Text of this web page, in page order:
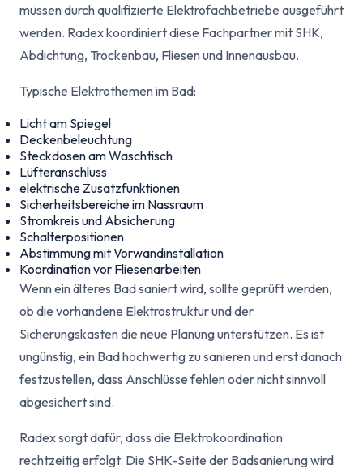
müssen durch qualifizierte Elektrofachbetriebe ausgeführt
werden. Radex koordiniert diese Fachpartner mit SHK,
Abdichtung, Trockenbau, Fliesen und Innenausbau.
Typische Elektrothemen im Bad:
Licht am Spiegel
Deckenbeleuchtung
Steckdosen am Waschtisch
Lüfteranschluss
elektrische Zusatzfunktionen
Sicherheitsbereiche im Nassraum
Stromkreis und Absicherung
Schalterpositionen
Abstimmung mit Vorwandinstallation
Koordination vor Fliesenarbeiten
Wenn ein älteres Bad saniert wird, sollte geprüft werden,
ob die vorhandene Elektrostruktur und der
Sicherungskasten die neue Planung unterstützen. Es ist
ungünstig, ein Bad hochwertig zu sanieren und erst danach
festzustellen, dass Anschlüsse fehlen oder nicht sinnvoll
abgesichert sind.
Radex sorgt dafür, dass die Elektrokoordination
rechtzeitig erfolgt. Die SHK-Seite der Badsanierung wird